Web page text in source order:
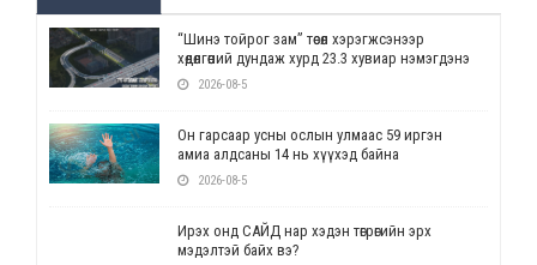
“Шинэ тойрог зам” төсөл хэрэгжсэнээр
хөдөлгөөний дундаж хурд 23.3 хувиар нэмэгдэнэ
2026-08-5
Он гарсаар усны ослын улмаас 59 иргэн
амиа алдсаны 14 нь хүүхэд байна
2026-08-5
Ирэх онд САЙД нар хэдэн төгрөгийн эрх
мэдэлтэй байх вэ?